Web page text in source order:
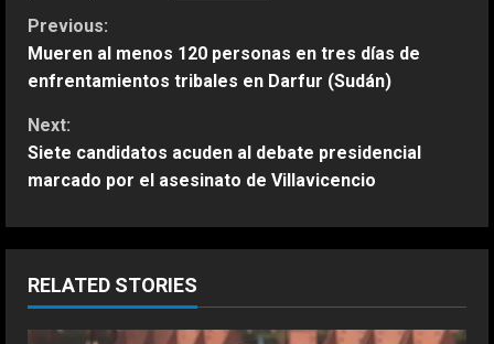
C
o
n
t
i
u
Previous:
Mueren al menos 120 personas en tres días de
enfrentamientos tribales en Darfur (Sudán)
Next:
Siete candidatos acuden al debate presidencial
marcado por el asesinato de Villavicencio
RELATED STORIES